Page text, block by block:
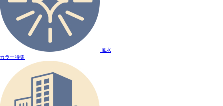
風水
カラー特集